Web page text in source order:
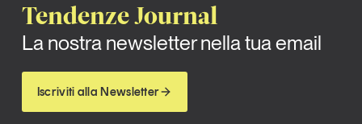
Tendenze Journal
La nostra newsletter nella tua email
Iscriviti alla Newsletter